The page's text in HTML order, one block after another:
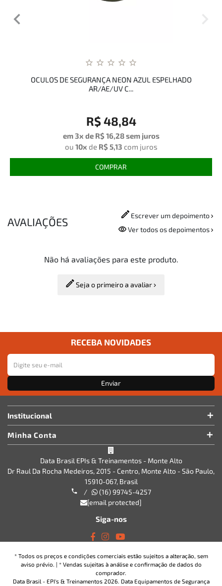
OCULOS DE SEGURANÇA NEON AZUL ESPELHADO
AR/AE/UV C...
R$ 48,84
em 3x de R$ 16,28sem juros
ou 10x de R$ 5,13 com juros
COMPRAR
AVALIAÇÕES
Escrever um depoimento
Ver todos os depoimentos
Não há avaliações para este produto.
Seja o primeiro a avaliar
RECEBA NOVIDADES
Enviar
Institucional
Minha Conta
Data Brasil EPIs & Treinamentos - Monte Alto
Dr Raul Da Rocha Medeiros, 2015 - Centro, Monte Alto - São Paulo,
15910-067, Brasil
/
(16) 99745-4257
[email protected]
Siga-nos
* Todos os preços e condições comerciais estão sujeitos a alteração, sem
aviso prévio. | * Vendas sujeitas à análise e confirmação de dados do
comprador.
Data Brasil - EPI's & Treinamentos 2026. Data Equipamentos de Segurança